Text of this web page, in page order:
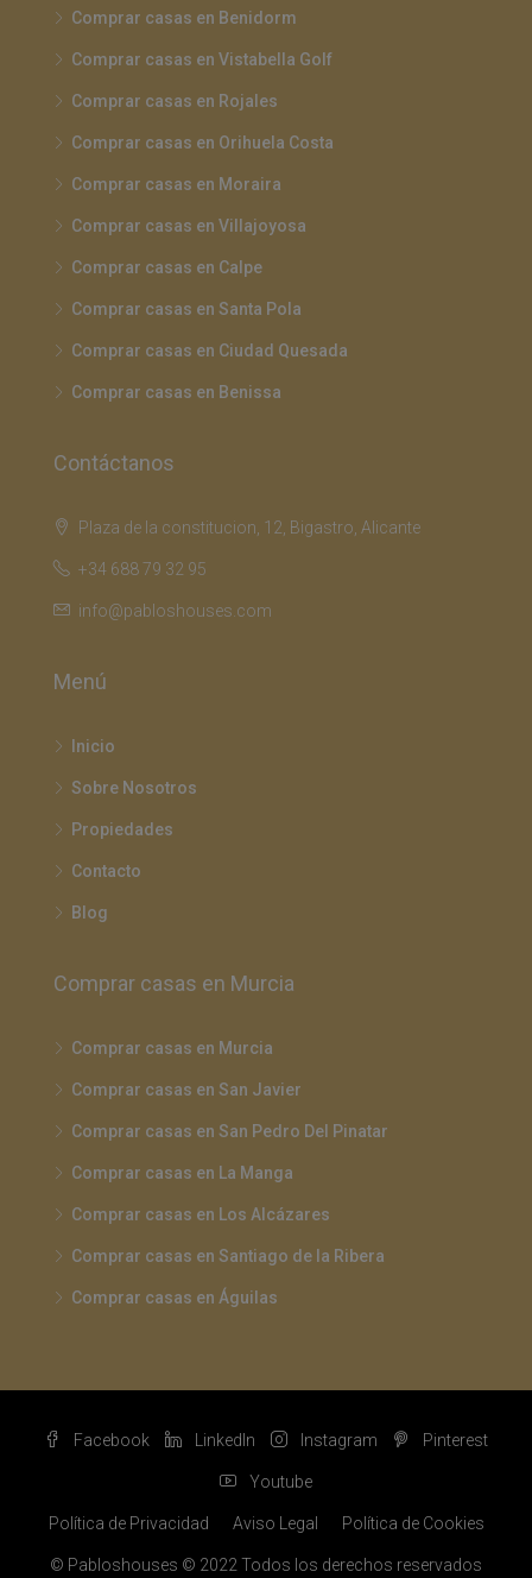
Comprar casas en Benidorm
Comprar casas en Vistabella Golf
Comprar casas en Rojales
Comprar casas en Orihuela Costa
Comprar casas en Moraira
Comprar casas en Villajoyosa
Comprar casas en Calpe
Comprar casas en Santa Pola
Comprar casas en Ciudad Quesada
Comprar casas en Benissa
Contáctanos
Plaza de la constitucion, 12, Bigastro, Alicante
+34 688 79 32 95
info@pabloshouses.com
Menú
Inicio
Sobre Nosotros
Propiedades
Contacto
Blog
Comprar casas en Murcia
Comprar casas en Murcia
Comprar casas en San Javier
Comprar casas en San Pedro Del Pinatar
Comprar casas en La Manga
Comprar casas en Los Alcázares
Comprar casas en Santiago de la Ribera
Comprar casas en Águilas
Facebook LinkedIn Instagram Pinterest
Youtube
Política de Privacidad Aviso Legal Política de Cookies
© Pabloshouses © 2022 Todos los derechos reservados